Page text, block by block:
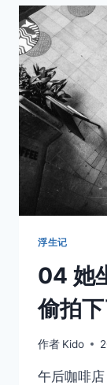
快
门，
是
在
和
遗
忘
抢
时
间
浮生记
04 她
偷拍
作者 Kido
午后咖啡